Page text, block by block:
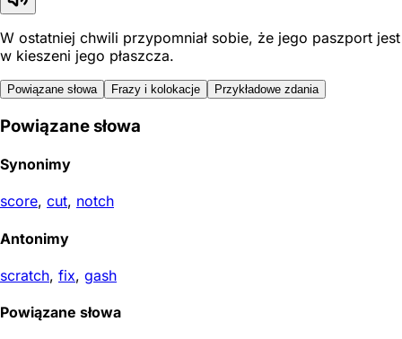
W ostatniej chwili przypomniał sobie, że jego paszport jest
w kieszeni jego płaszcza.
Powiązane słowa Frazy i kolokacje Przykładowe zdania
Powiązane słowa
Synonimy
score, cut, notch
Antonimy
scratch, fix, gash
Powiązane słowa